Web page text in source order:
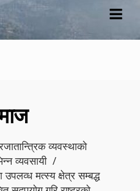
व्यवस्थाको
व्यवसायी /
मत्स्य क्षेत्र सम्बद्ध